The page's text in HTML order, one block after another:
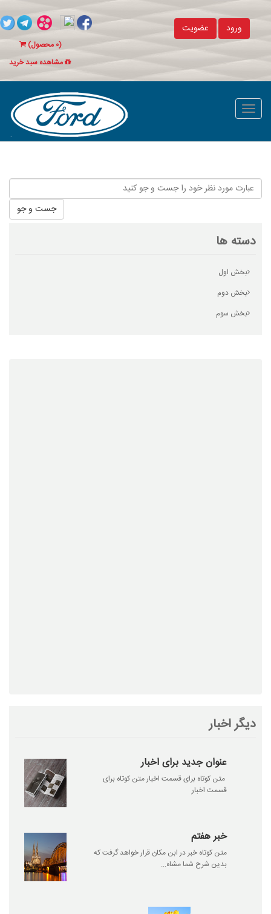
ورود عضویت
(۰ محصول)
مشاهده سبد خرید
جست و جو
دسته ها
بخش اول
بخش دوم
بخش سوم
دیگر اخبار
عنوان جدید برای اخبار
متن کوتاه برای قسمت اخبار متن کوتاه برای
قسمت اخبار
خبر هفتم
متن کوتاه خبر در ابن مکان قرار خواهد گرفت که
بدین شرح شما مشاه...